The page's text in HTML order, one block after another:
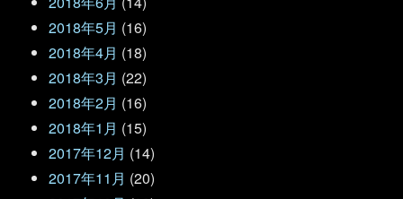
2018年5月 (16)
2018年4月 (18)
2018年3月 (22)
2018年2月 (16)
2018年1月 (15)
2017年12月 (14)
2017年11月 (20)